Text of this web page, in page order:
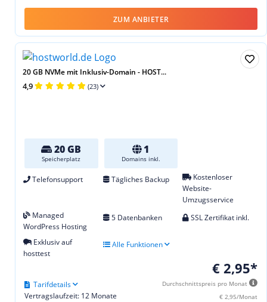
ZUM ANBIETER
20 GB NVMe mit Inklusiv-Domain - HOST...
4,9 (23)
20 GB
Speicherplatz
1
Domains inkl.
Telefonsupport Tägliches Backup
Kostenloser
Website-
Umzugsservice
Managed
WordPress Hosting
5 Datenbanken SSL Zertifikat inkl.
Exklusiv auf
hosttest
Alle Funktionen
€ 2,95*
Durchschnittspreis pro Monat
€ 2,95/Monat
Vertragslaufzeit: 12 Monate
Tarifdetails